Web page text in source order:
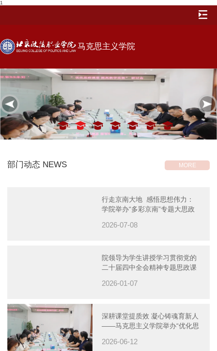
1
马克思主义学院
部门动态 NEWS MORE
行走京南大地 感悟思想伟力：
学院举办“多彩京南”专题大思政
讲活动
2026-07-08
院领导为学生讲授学习贯彻党的
二十届四中全会精神专题思政课
2026-01-07
深耕课堂提质效 凝心铸魂育新人
——马克思主义学院举办“优化思
会
2026-06-12